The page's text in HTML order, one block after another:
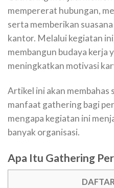
mempererat hubungan,
serta memberikan
kantor. Melalui kegiatan
membangun budaya kerja
meningkatkan motivasi
Artikel ini akan membahas
manfaat gathering bagi
mengapa kegiatan ini
banyak organisasi.
Apa Itu Gathering